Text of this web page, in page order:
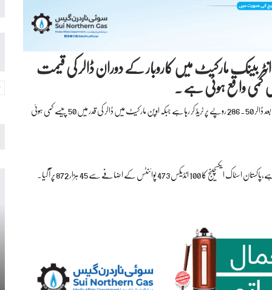
بینک مارکیٹ میں کاروبار کے دوران ڈالر کی قیمت
کمی واقع ہوئی ہے ۔
انٹر بینک مارکیٹ میں ڈالر کی قیمت میں ایک روپیہ 35 پیسے اضافہ ہواہے جس کے بعد ڈالر 286.50 روپے پر ٹریڈ کر رہاہے جبکہ اوپن مارکیٹ میں ڈالر کی قدر میں 50 پیسے کمی ہوئی
کے اضافے سے 45 ہزار 872 پر آ گیا۔